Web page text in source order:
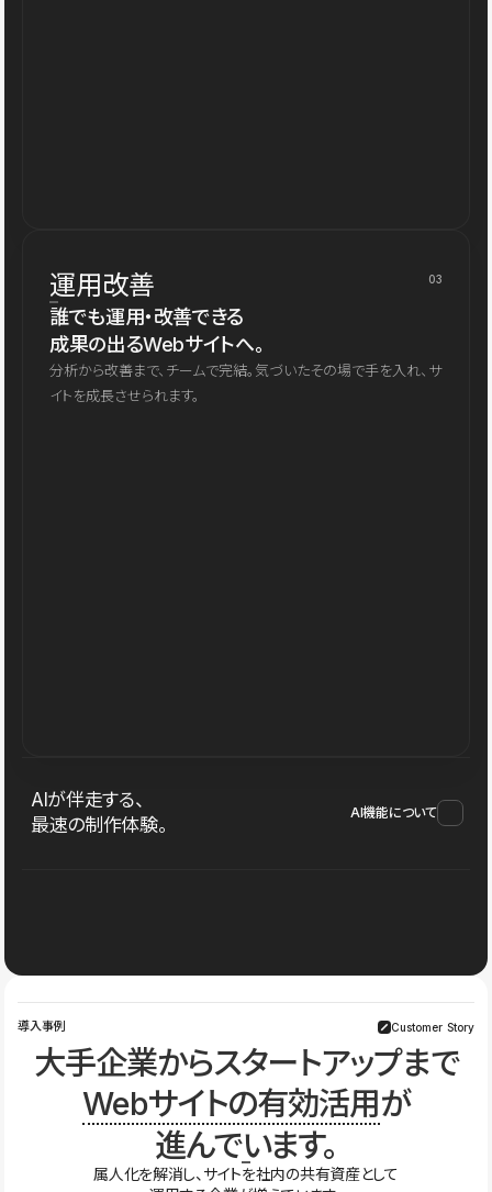
運用改善 03
誰でも運用・改善できる
成果の出るWebサイトへ。
分析から改善まで、チームで完結。気づいたその場で手を入れ、サ
イトを成長させられます。
AIが伴走する、
最速の制作体験。
AI機能について
導入事例 Customer Story
大手企業からスタートアップまで
Webサイトの有効活用が
進んでいます。
属人化を解消し、サイトを社内の共有資産として